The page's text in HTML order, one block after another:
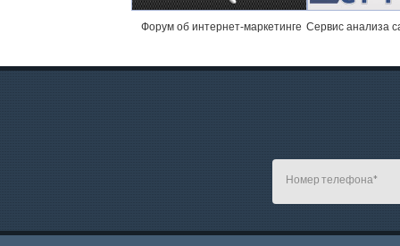
Форум об интернет-маркетинге Cервис анализа